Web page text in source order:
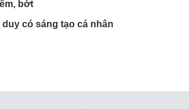
bớt
có sáng tạo cá nhân